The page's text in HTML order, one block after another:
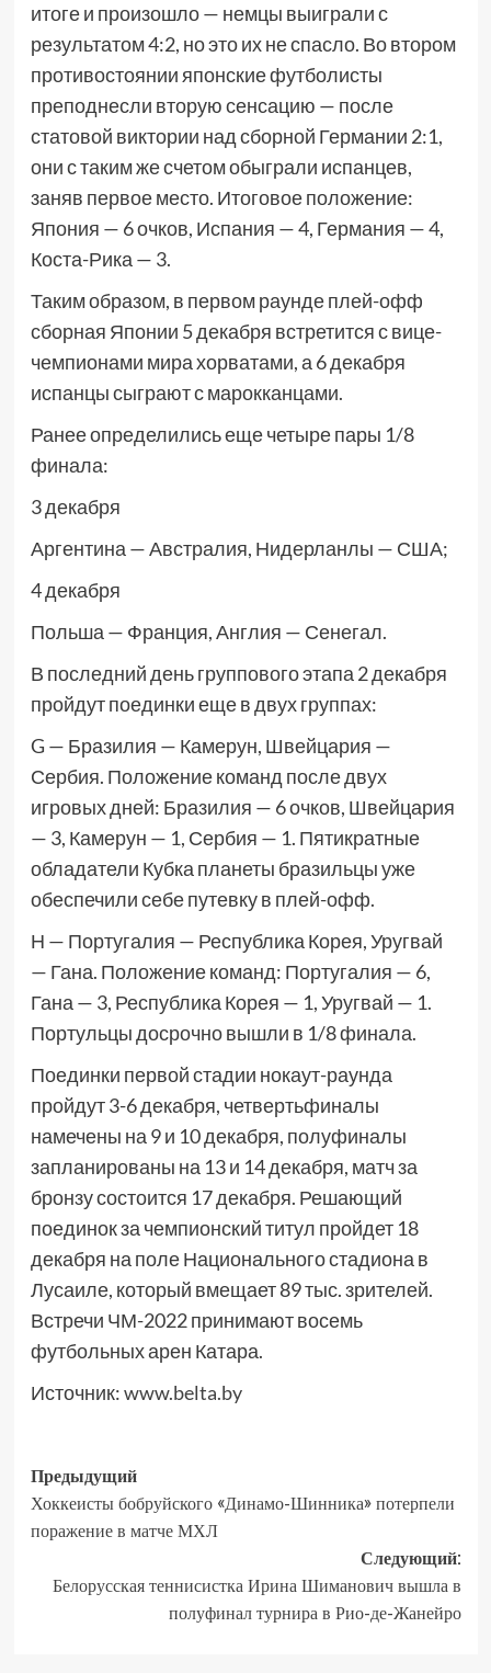
итоге и произошло — немцы выиграли с
результатом 4:2, но это их не спасло. Во втором
противостоянии японские футболисты
преподнесли вторую сенсацию — после
статовой виктории над сборной Германии 2:1,
они с таким же счетом обыграли испанцев,
заняв первое место. Итоговое положение:
Япония — 6 очков, Испания — 4, Германия — 4,
Коста-Рика — 3.
Таким образом, в первом раунде плей-офф
сборная Японии 5 декабря встретится с вице-
чемпионами мира хорватами, а 6 декабря
испанцы сыграют с марокканцами.
Ранее определились еще четыре пары 1/8
финала:
3 декабря
Аргентина — Австралия, Нидерланлы — США;
4 декабря
Польша — Франция, Англия — Сенегал.
В последний день группового этапа 2 декабря
пройдут поединки еще в двух группах:
G — Бразилия — Камерун, Швейцария —
Сербия. Положение команд после двух
игровых дней: Бразилия — 6 очков, Швейцария
— 3, Камерун — 1, Сербия — 1. Пятикратные
обладатели Кубка планеты бразильцы уже
обеспечили себе путевку в плей-офф.
Н — Португалия — Республика Корея, Уругвай
— Гана. Положение команд: Португалия — 6,
Гана — 3, Республика Корея — 1, Уругвай — 1.
Портульцы досрочно вышли в 1/8 финала.
Поединки первой стадии нокаут-раунда
пройдут 3-6 декабря, четвертьфиналы
намечены на 9 и 10 декабря, полуфиналы
запланированы на 13 и 14 декабря, матч за
бронзу состоится 17 декабря. Решающий
поединок за чемпионский титул пройдет 18
декабря на поле Национального стадиона в
Лусаиле, который вмещает 89 тыс. зрителей.
Встречи ЧМ-2022 принимают восемь
футбольных арен Катара.
Источник:www.belta.by
Предыдущий
Хоккеисты бобруйского «Динамо-Шинника» потерпели
поражение в матче МХЛ
Следующий:
Белорусская теннисистка Ирина Шиманович вышла в
полуфинал турнира в Рио-де-Жанейро